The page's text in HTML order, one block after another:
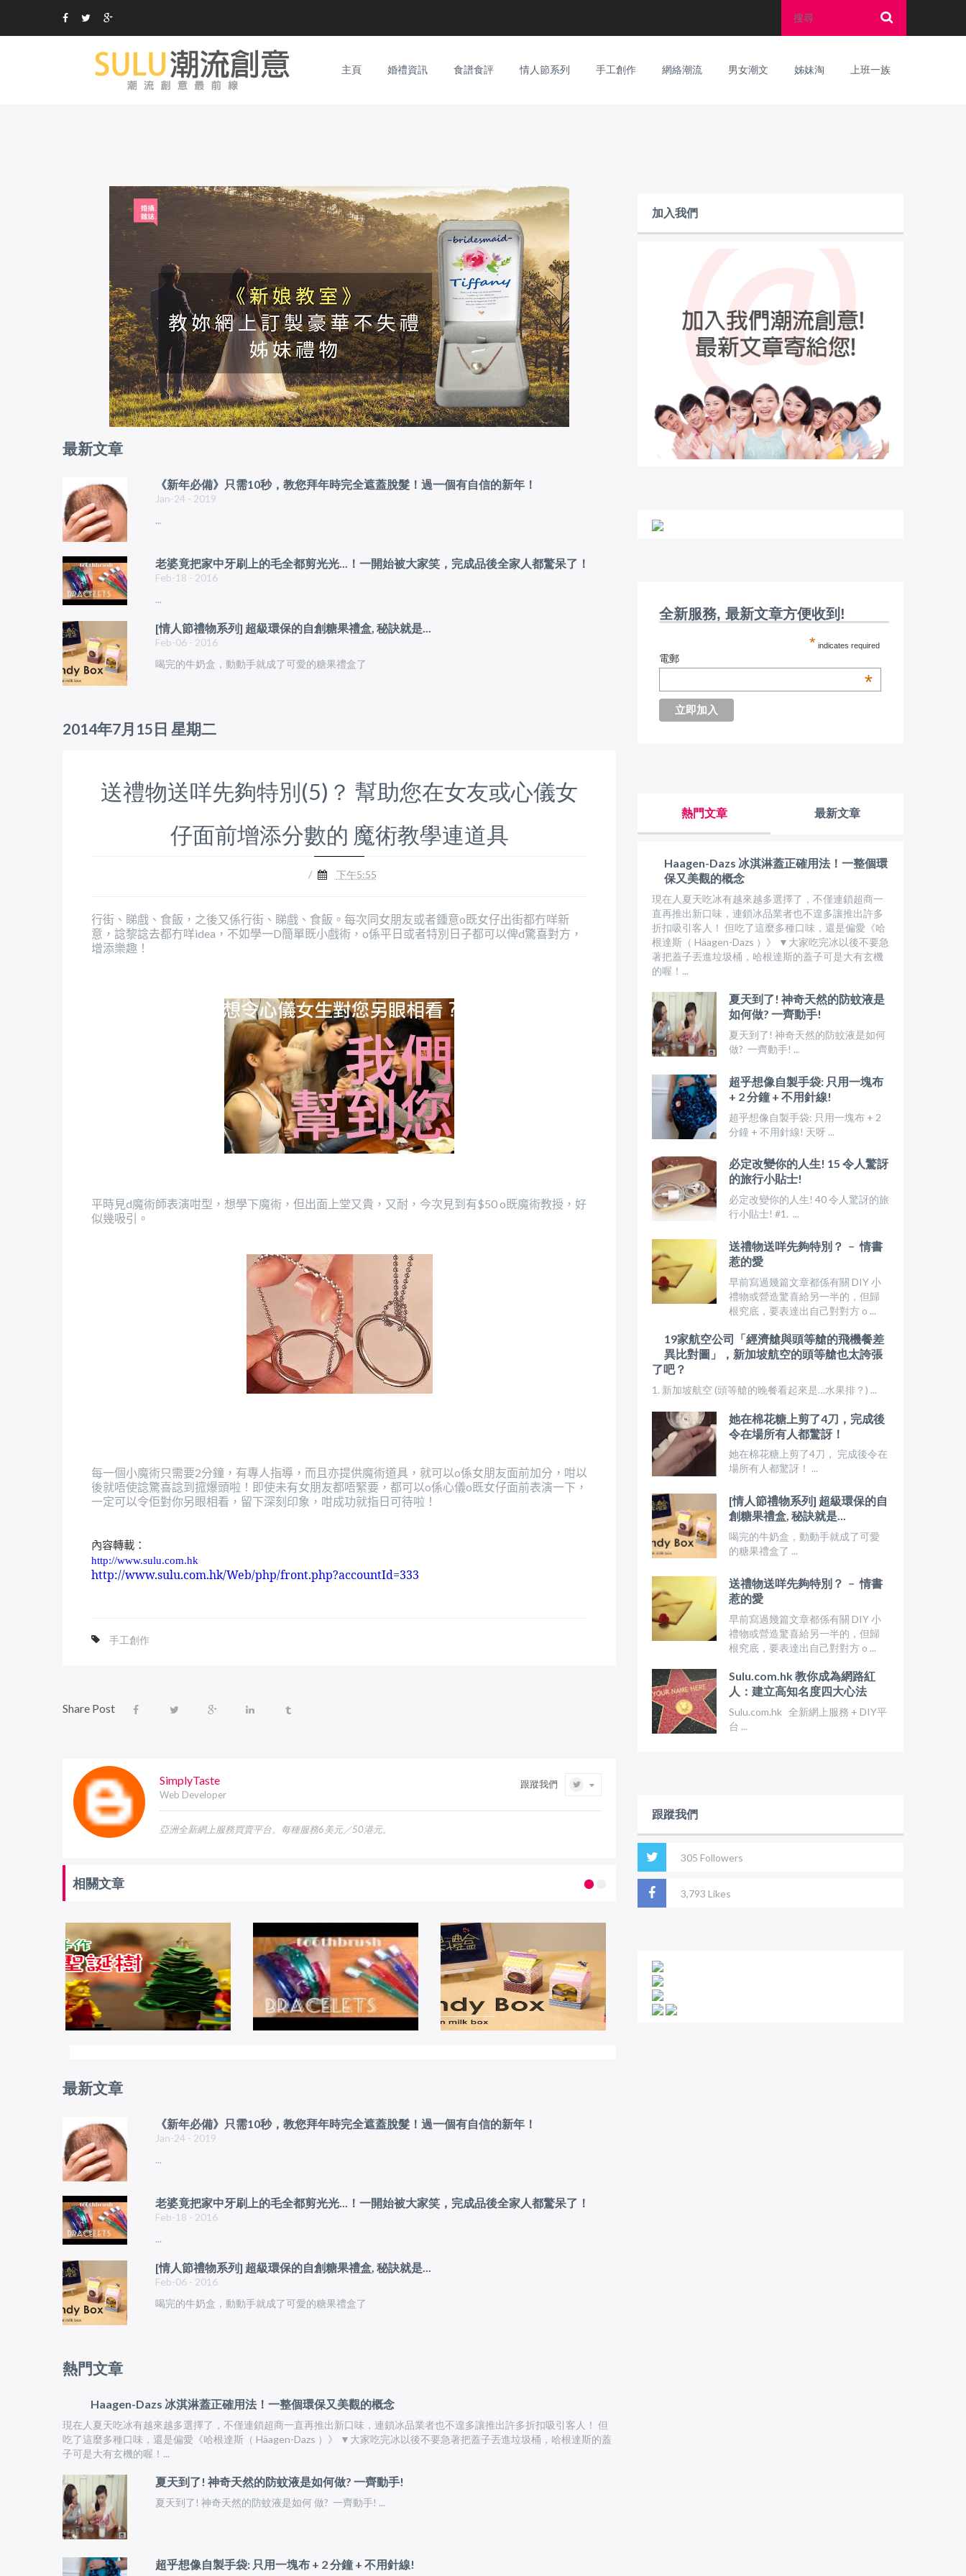
主頁 婚禮資訊 食譜食評 情人節系列 手工創作 網絡潮流 男女潮文 姊妹淘 上班一族
最新文章
《新年必備》只需10秒，教您拜年時完全遮蓋脫髮！過一個有自信的新年！
Jan-24 - 2019
...
老婆竟把家中牙刷上的毛全都剪光光...！一開始被大家笑，完成品後全家人都驚呆了！
Feb-18 - 2016
...
[情人節禮物系列] 超級環保的自創糖果禮盒, 秘訣就是...
Feb-06 - 2016
喝完的牛奶盒，動動手就成了可愛的糖果禮盒了
2014年7月15日 星期二
送禮物送咩先夠特別(5)？ 幫助您在女友或心儀女
仔面前增添分數的 魔術教學連道具
/ 下午5:55
行街、睇戲、食飯，之後又係行街、睇戲、食飯。每次同女朋友或者鍾意o既女仔出街都冇咩新
意，諗黎諗去都冇咩idea ，不如學一D簡單既小戲術， o係平日或者特別日子都可以俾d驚喜對方，
增添樂趣！
平時見d魔術師表演咁型，想學下魔術，但出面上堂又貴，又耐，今次見到有$50 o既魔術教授，好
似幾吸引。
每一個小魔術只需要2分鐘，有專人指導，而且亦提供魔術道具，就可以o係女朋友面前加分，咁以
後就唔使諗驚喜諗到搲爆頭啦！即使未有女朋友都唔緊要，都可以o係心儀o既女仔面前表演一下，
一定可以令佢對你另眼相看，留下深刻印象，咁成功就指日可待啦！
內容轉載：
http://www.sulu.com.hk
http://www.sulu.com.hk/Web/php/front.php?accountId=333
手工創作
Share Post
SimplyTaste
Web Developer
跟蹤我們
亞洲全新網上服務買賣平台。每種服務6美元／50港元。
相關文章
最新文章
《新年必備》只需10秒，教您拜年時完全遮蓋脫髮！過一個有自信的新年！
Jan-24 - 2019
...
老婆竟把家中牙刷上的毛全都剪光光...！一開始被大家笑，完成品後全家人都驚呆了！
Feb-18 - 2016
...
[情人節禮物系列] 超級環保的自創糖果禮盒, 秘訣就是...
Feb-06 - 2016
喝完的牛奶盒，動動手就成了可愛的糖果禮盒了
熱門文章
Haagen-Dazs 冰淇淋蓋正確用法！一整個環保又美觀的概念
現在人夏天吃冰有越來越多選擇了，不僅連鎖超商一直再推出新口味，連鎖冰品業者也不遑多讓推出許多折扣吸引客人！ 但
吃了這麼多種口味，還是偏愛《哈根達斯（ Häagen-Dazs ）》 ▼大家吃完冰以後不要急著把蓋子丟進垃圾桶，哈根達斯的蓋
子可是大有玄機的喔！...
夏天到了! 神奇天然的防蚊液是如何做? 一齊動手!
夏天到了! 神奇天然的防蚊液是如何 做? 一齊動手! ...
超乎想像自製手袋: 只用一塊布 + 2 分鐘 + 不用針線!
加入我們
全新服務, 最新文章方便收到!
* indicates required
電郵
*
熱門文章 最新文章
Haagen-Dazs 冰淇淋蓋正確用法！一整個環
保又美觀的概念
現在人夏天吃冰有越來越多選擇了，不僅連鎖超商一
直再推出新口味，連鎖冰品業者也不遑多讓推出許多
折扣吸引客人！ 但吃了這麼多種口味，還是偏愛《哈
根達斯（ Häagen-Dazs ）》 ▼大家吃完冰以後不要急
著把蓋子丟進垃圾桶，哈根達斯的蓋子可是大有玄機
的喔！...
夏天到了! 神奇天然的防蚊液是
如何做? 一齊動手!
夏天到了! 神奇天然的防蚊液是如何
做? 一齊動手! ...
超乎想像自製手袋: 只用一塊布
+ 2 分鐘 + 不用針線!
超乎想像自製手袋: 只用一塊布 + 2
分鐘 + 不用針線! 天呀 ...
必定改變你的人生! 15 令人驚訝
的旅行小貼士!
必定改變你的人生! 40 令人驚訝的旅
行小貼士! #1. ...
送禮物送咩先夠特別？ ﹣ 情書
惹的愛
早前寫過幾篇文章都係有關 DIY 小
禮物或營造驚喜給另一半的，但歸
根究底，要表達出自己對對方 o ...
19家航空公司「經濟艙與頭等艙的飛機餐差
異比對圖」，新加坡航空的頭等艙也太誇張
了吧？
1. 新加坡航空 (頭等艙的晚餐看起來是…水果排？) ...
她在棉花糖上剪了4刀，完成後
令在場所有人都驚訝！
她在棉花糖上剪了4刀， 完成後令在
場所有人都驚訝！ ...
[情人節禮物系列] 超級環保的自
創糖果禮盒, 秘訣就是...
喝完的牛奶盒，動動手就成了可愛
的糖果禮盒了 ...
送禮物送咩先夠特別？ ﹣ 情書
惹的愛
早前寫過幾篇文章都係有關 DIY 小
禮物或營造驚喜給另一半的，但歸
根究底，要表達出自己對對方 o ...
Sulu.com.hk 教你成為網路紅
人：建立高知名度四大心法
Sulu.com.hk 全新網上服務 + DIY平
台 ...
跟蹤我們
305 Followers
3,793 Likes